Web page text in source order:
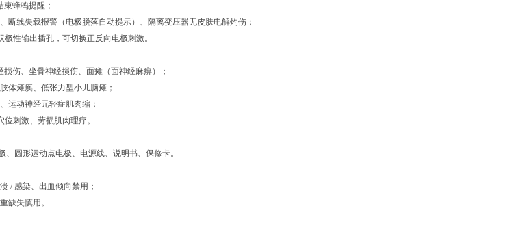
束蜂鸣提醒 ；
断线失载报警 （电极脱落自动提示）、隔离变压器无皮肤电解灼伤；
极性输出插孔，可切换正反向电极刺激。
损伤、坐骨神经损伤、面瘫（面神经麻痹）；
体瘫痪、低张力型小儿脑瘫；
运动神经元轻症肌肉缩；
位刺激、劳损肌肉理疗。
、圆形运动点电极、电源线、说明书、保修卡。
/ 感染、出血倾向禁用；
缺失慎用。